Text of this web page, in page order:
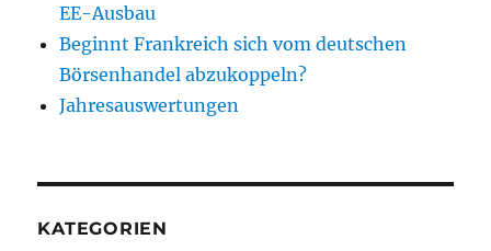
EE-Ausbau
Beginnt Frankreich sich vom deutschen
Börsenhandel abzukoppeln?
Jahresauswertungen
KATEGORIEN